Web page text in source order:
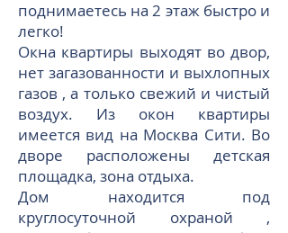
поднимаетесь на 2 этаж быстро и
легко!
Окна квартиры выходят во двор,
нет загазованности и выхлопных
газов , а только свежий и чистый
воздух. Из окон квартиры
имеется вид на Москва Сити. Во
дворе расположены детская
площадка, зона отдыха.
Дом находится под
круглосуточной охраной ,